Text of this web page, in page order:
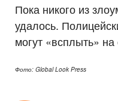
Пока никого из
удалось.
могут «всплыть»
Фото: Global Look Press